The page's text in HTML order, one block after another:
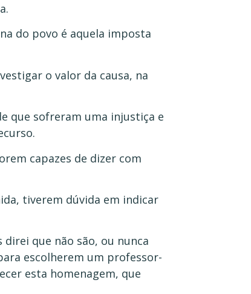
do povo é aquela imposta
o valor da causa, na
que sofreram uma injustiça e
capazes de dizer com
tiverem dúvida em indicar
direi que não são, ou nunca
escolherem um professor-
esta homenagem, que